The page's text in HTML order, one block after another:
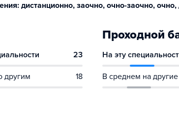
дистанционно, заочно, очно-заочно,
23
другим 18
Проходной
На эту
В среднем на другие